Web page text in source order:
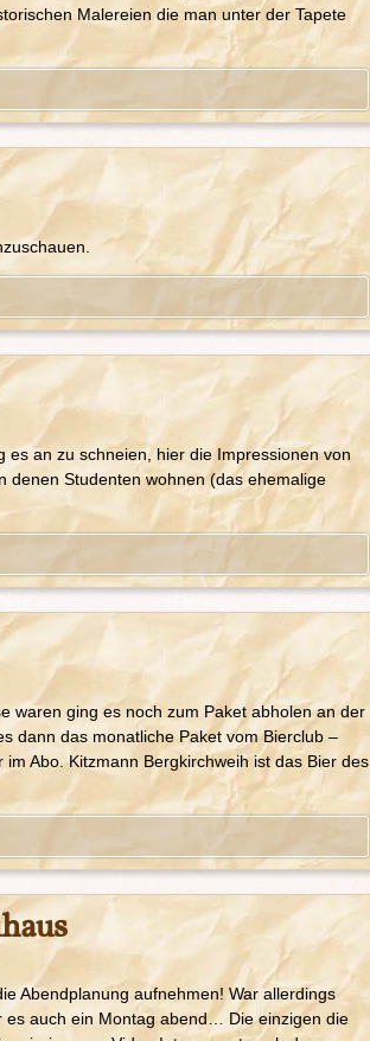
Malereien die man unter der Tapete
an zu schneien, hier die Impressionen von
denen Studenten wohnen (das ehemalige
waren ging es noch zum Paket abholen an der
dann das monatliche Paket vom Bierclub –
Abo. Kitzmann Bergkirchweih ist das Bier des
Abendplanung aufnehmen! War allerdings
es auch ein Montag abend… Die einzigen die